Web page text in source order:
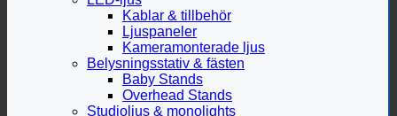
Kablar & tillbehör
Ljuspaneler
Kameramonterade ljus
Belysningsstativ & fästen
Baby Stands
Overhead Stands
Studioljus & monolights